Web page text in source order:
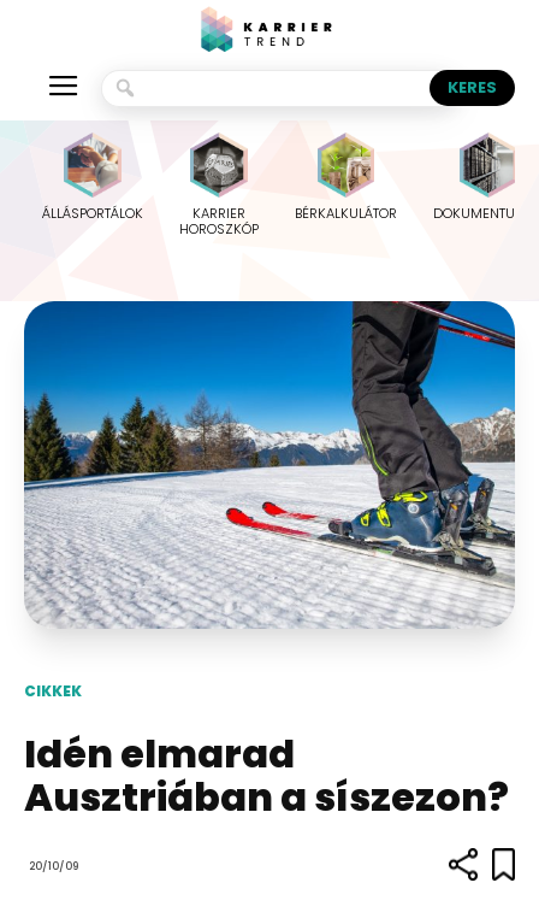
ÁLLÁSPORTÁLOK
KARRIER
HOROSZKÓP
BÉRKALKULÁTOR
CIKKEK
Idén elmarad
Ausztriában a síszezon?
20/10/09